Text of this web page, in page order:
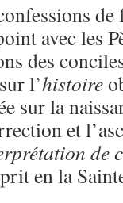
avec les
des
l’histoire
sur la
et
de
en la